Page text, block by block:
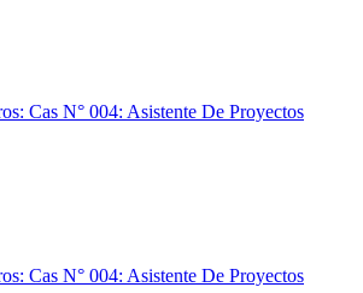
Cas N° 004: Asistente De Proyectos
Cas N° 004: Asistente De Proyectos